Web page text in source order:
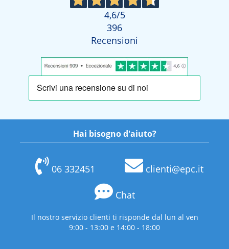
4,6/5
396
Recensioni
Hai bisogno d'aiuto?
06 332451 clienti@epc.it
Chat
Il nostro servizio clienti ti risponde dal lun al ven
9:00 - 13:00 e 14:00 - 18:00